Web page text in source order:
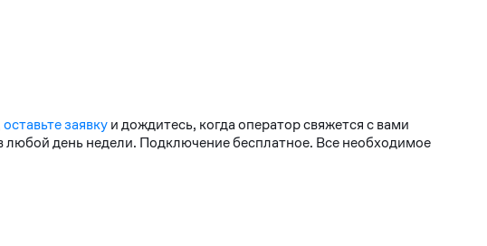
оставьте заявкуи дождитесь, когда оператор свяжется с вами
день недели. Подключение бесплатное. Все необходимое